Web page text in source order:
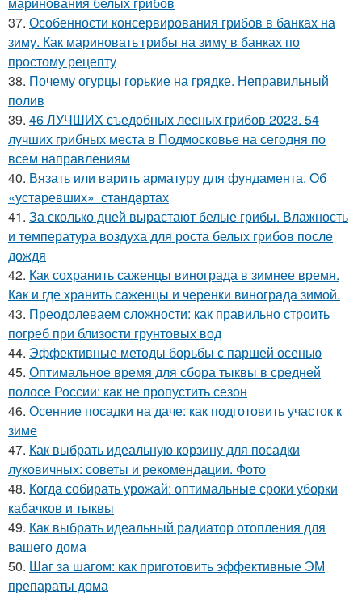
37. Особенности консервирования грибов в банках на
зиму. Как мариновать грибы на зиму в банках по
простому рецепту
38. Почему огурцы горькие на грядке. Неправильный
полив
39. 46 ЛУЧШИХ съедобных лесных грибов 2023. 54
лучших грибных места в Подмосковье на сегодня по
всем направлениям
40. Вязать или варить арматуру для фундамента. Об
«устаревших» стандартах
41. За сколько дней вырастают белые грибы. Влажность
и температура воздуха для роста белых грибов после
дождя
42. Как сохранить саженцы винограда в зимнее время.
Как и где хранить саженцы и черенки винограда зимой.
43. Преодолеваем сложности: как правильно строить
погреб при близости грунтовых вод
44. Эффективные методы борьбы с паршей осенью
45. Оптимальное время для сбора тыквы в средней
полосе России: как не пропустить сезон
46. Осенние посадки на даче: как подготовить участок к
зиме
47. Как выбрать идеальную корзину для посадки
луковичных: советы и рекомендации. Фото
48. Когда собирать урожай: оптимальные сроки уборки
кабачков и тыквы
49. Как выбрать идеальный радиатор отопления для
вашего дома
50. Шаг за шагом: как приготовить эффективные ЭМ
препараты дома